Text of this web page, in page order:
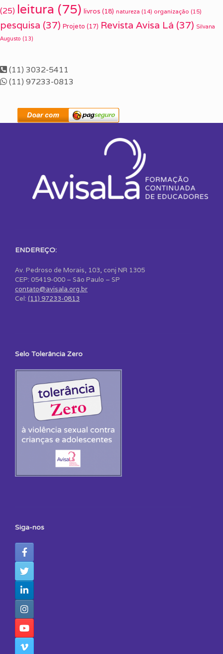
(25) leitura (75) livros (18) natureza (14) organização (15)
pesquisa (37) Projeto (17) Revista Avisa Lá (37) Silvana
Augusto (13)
(11) 3032-5411
(11) 97233-0813
ENDEREÇO:
Av. Pedroso de Morais, 103, conj NR 1305
CEP: 05419-000 – São Paulo – SP
contato@avisala.org.br
Cel: (11) 97233-0813
Selo Tolerância Zero
Siga-nos